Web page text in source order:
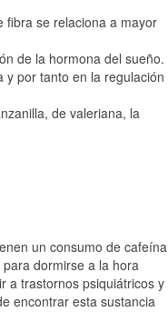
fibra se relaciona a mayor
de la hormona del sueño.
y por tanto en la regulación
de valeriana, la
un consumo de cafeína
dormirse a la hora
a trastornos psiquiátricos y
encontrar esta sustancia